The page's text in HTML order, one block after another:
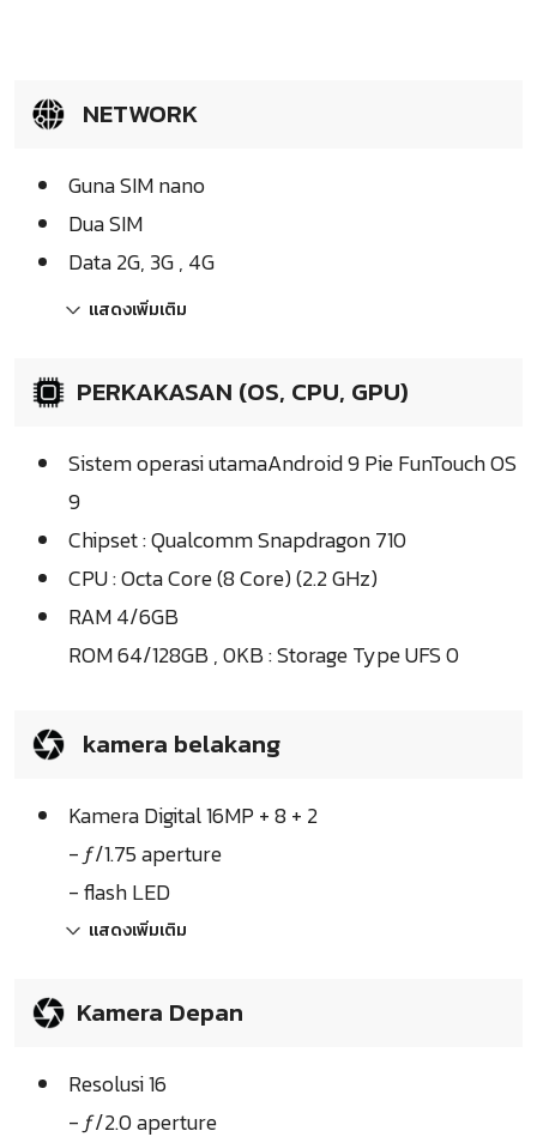
NETWORK
Guna SIM nano
Dua SIM
Data 2G, 3G , 4G
แสดงเพิ่มเติม
PERKAKASAN (OS, CPU, GPU)
Sistem operasi utamaAndroid 9 Pie FunTouch OS
9
Chipset : Qualcomm Snapdragon 710
CPU : Octa Core (8 Core) (2.2 GHz)
RAM 4/6GB
ROM 64/128GB , 0KB : Storage Type UFS 0
kamera belakang
Kamera Digital 16MP + 8 + 2
- ƒ/1.75 aperture
- flash LED
แสดงเพิ่มเติม
Kamera Depan
Resolusi 16
- ƒ/2.0 aperture